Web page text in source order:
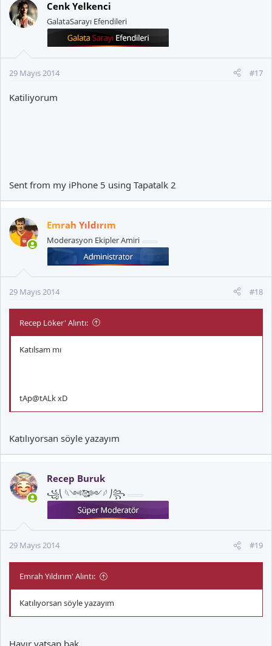
Cenk Yelkenci
GalataSarayı Efendileri
29 Mayıs 2014 #17
Katiliyorum
Sent from my iPhone 5 using Tapatalk 2
Emrah Yıldırım
Moderasyon Ekipler Amiri
29 Mayıs 2014 #18
Recep Löker' Alıntı:
Katılsam mı
tAp@tALk xD
Katılıyorsan söyle yazayım
Recep Buruk
꧁⎝ 𓆩༺🥰༻𓆪 ⎠꧂
29 Mayıs 2014 #19
Emrah Yıldırım' Alıntı:
Katılıyorsan söyle yazayım
Hayır vatsap bak